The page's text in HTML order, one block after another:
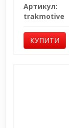
Артикул:
trakmotive
КУПИТИ